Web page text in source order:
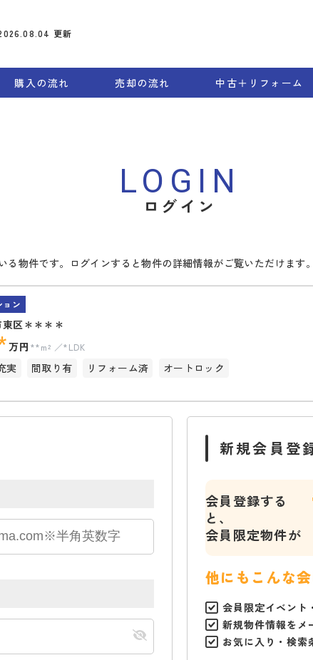
更新
購入の流れ 売却の流れ 中古＋リフォーム
LOGIN
ログイン
物件です。ログインすると物件の詳細情報がご覧いただけます。
ョン
区＊＊＊＊
万円 **m² *LDK
実 間取り有 リフォーム済 オートロック
新規会員登
会員登録する
と、
会員限定物件が
他にもこんな
会員限定イベント
新規物件情報をメ
お気に入り・検索